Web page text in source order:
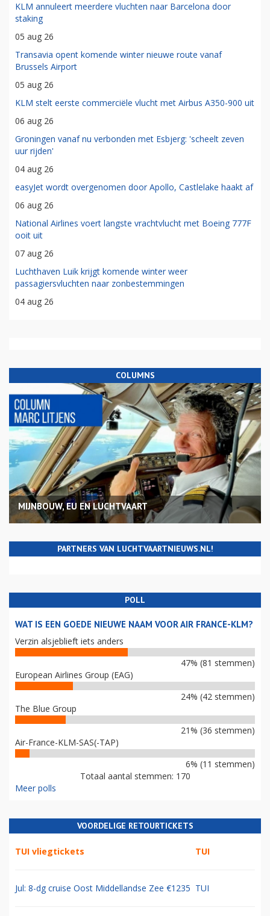
KLM annuleert meerdere vluchten naar Barcelona door
staking
05 aug 26
Transavia opent komende winter nieuwe route vanaf
Brussels Airport
05 aug 26
KLM stelt eerste commerciële vlucht met Airbus A350-900 uit
06 aug 26
Groningen vanaf nu verbonden met Esbjerg: 'scheelt zeven
uur rijden'
04 aug 26
easyJet wordt overgenomen door Apollo, Castlelake haakt af
06 aug 26
National Airlines voert langste vrachtvlucht met Boeing 777F
ooit uit
07 aug 26
Luchthaven Luik krijgt komende winter weer
passagiersvluchten naar zonbestemmingen
04 aug 26
COLUMNS
MIJNBOUW, EU EN LUCHTVAART
PARTNERS VAN LUCHTVAARTNIEUWS.NL!
POLL
WAT IS EEN GOEDE NIEUWE NAAM VOOR AIR FRANCE-KLM?
Verzin alsjeblieft iets anders
47% (81 stemmen)
European Airlines Group (EAG)
24% (42 stemmen)
The Blue Group
21% (36 stemmen)
Air-France-KLM-SAS(-TAP)
6% (11 stemmen)
Totaal aantal stemmen: 170
Meer polls
VOORDELIGE RETOURTICKETS
TUI vliegtickets TUI
Jul: 8-dg cruise Oost Middellandse Zee €1235 TUI